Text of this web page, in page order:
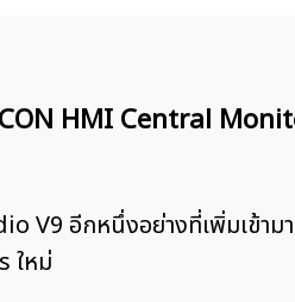
HMI Central
V9 อีกหนึ่งอย่างที่เพิ่มเข้า
ใหม่